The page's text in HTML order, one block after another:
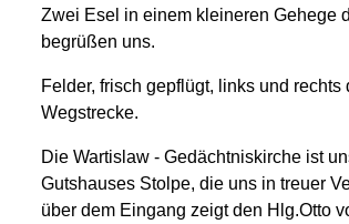
Zwei Esel in einem kleineren Gehege
begrüßen uns.
Felder, frisch gepflügt, links und
Wegstrecke.
Die Wartislaw - Gedächtniskirche ist
Gutshauses Stolpe, die uns in treuer
über dem Eingang zeigt den Hlg.Otto